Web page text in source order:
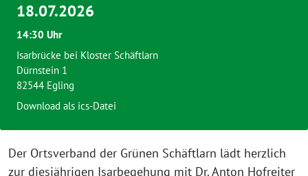
Der Ortsverband der Grünen Schäftlarn lädt herzlich
zur diesjährigen Isarbegehung mit Dr. Anton Hofreiter
18.07.2026
14:30 Uhr
Isarbrücke bei Kloster Schäftlarn
Dürnstein 1
82544 Egling
Download als ics-Datei